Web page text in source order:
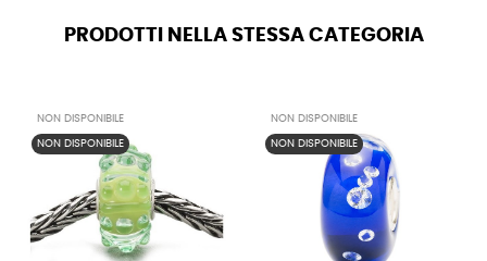
PRODOTTI NELLA STESSA CATEGORIA
NON DISPONIBILE
NON DISPONIBILE
NON DISPONIBILE
NON DISPONIBILE